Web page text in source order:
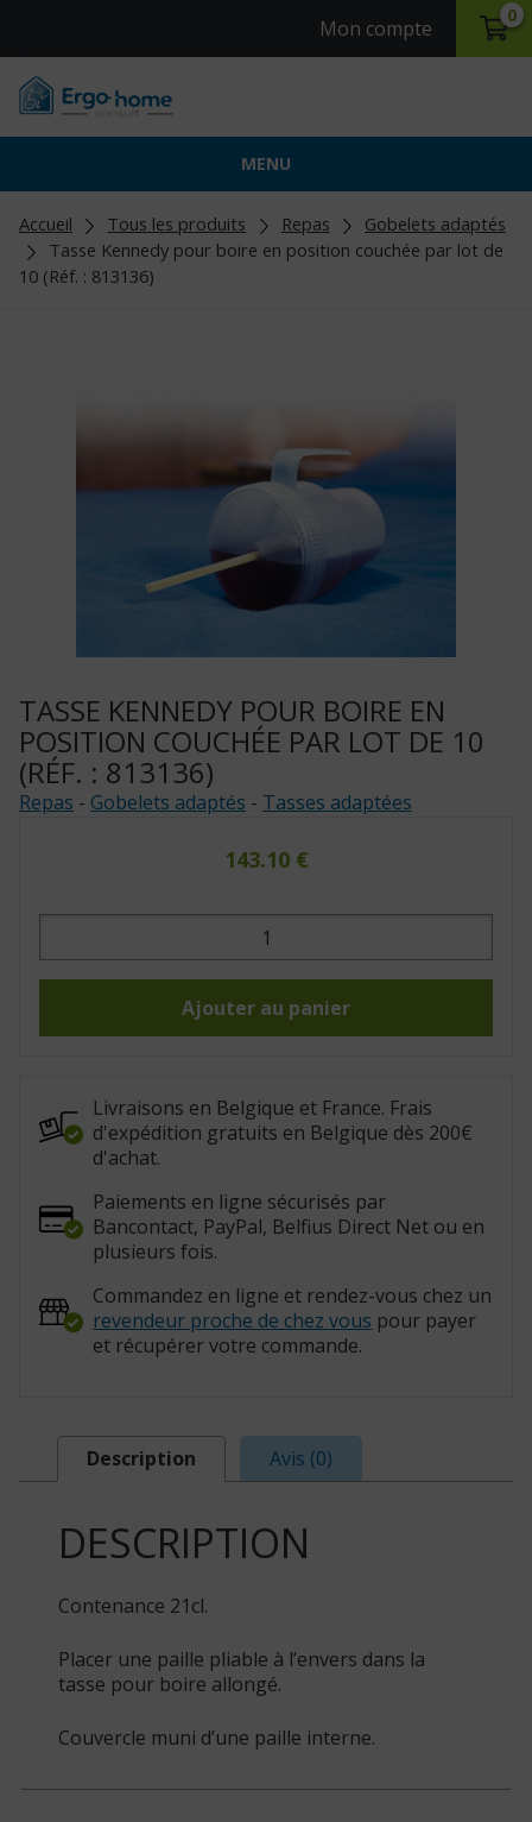
Mon compte
0
MENU
Accueil Tous les produits Repas
Gobelets adaptés
Tasse Kennedy pour boire en position couchée par lot de
10 (Réf. : 813136)
TASSE KENNEDY POUR BOIRE EN
POSITION COUCHÉE PAR LOT DE 10
(RÉF. : 813136)
Repas - Gobelets adaptés - Tasses adaptées
143.10 €
quantité
Tasse
position
10
(Réf.
813136)
Ajouter au panier
Livraisons en Belgique et France. Frais
d'expédition gratuits en Belgique dès 200€
d'achat.
Paiements en ligne sécurisés par
Bancontact, PayPal, Belfius Direct Net ou en
plusieurs fois.
Commandez en ligne et rendez-vous chez un
revendeur proche de chez vous pour payer
et récupérer votre commande.
Description Avis (0)
DESCRIPTION
Contenance 21cl.
Placer une paille pliable à l’envers dans la
tasse pour boire allongé.
Couvercle muni d’une paille interne.